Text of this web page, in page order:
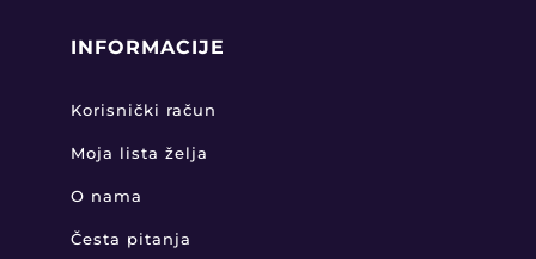
INFORMACIJE
Korisnički račun
Moja lista želja
O nama
Česta pitanja